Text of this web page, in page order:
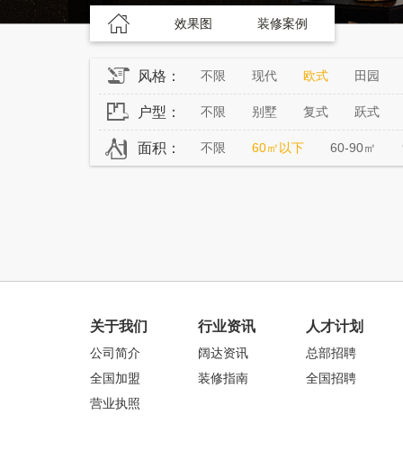
效果图 装修案例
风格： 不限 现代 欧式 田园
户型： 不限 别墅 复式 跃式
面积： 不限 60㎡以下 60-90㎡
关于我们
公司简介
全国加盟
营业执照
行业资讯
阔达资讯
装修指南
人才计划
总部招聘
全国招聘